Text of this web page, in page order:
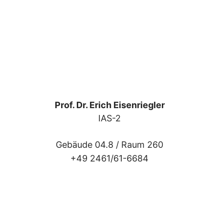
Prof. Dr. Erich Eisenriegler
IAS-2
Gebäude 04.8 / Raum 260
+49 2461/61-6684